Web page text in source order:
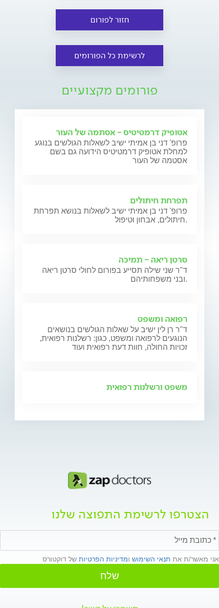
חזור לפורום
לרשימת כל הפורומים
פורומים מקצועיים
אטופיק דרמטיטיס - אסתמה של העור
פרופ' דני בן אמיתי ישיב לשאלות הגולשים בנוגע
למחלת אטופיק דרמטיטיס הידועה גם בשם
אסטמה של העור
תפרחת חיתולים
פרופ' דני בן אמיתי ישיב לשאלות בנושא תפרחת
חיתולים, אבחון וטיפול.
סרטן ריאה - תמיכה
ד"ר שני שילה תסייע בפורום לחולי סרטן ריאה
ובני משפחותיהם.
רפואה ומשפט
ד"ר רן לין ישיב על שאלות הגולשים בנושאים
הנוגעים לרפואה ומשפט, כגון: רשלנות רפואית,
זכויות החולה, חוות דעת רפואית ועוד
משפט ורשלנות רפואית
הצטרפו לרשימת התפוצה שלנו
אני מאשר/ת את תנאי השימוש ומדיניות הפרטיות של דוקטורס
שלח